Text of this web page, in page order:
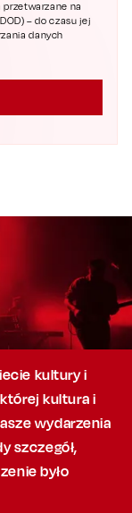
przetwarzane na
– do czasu jej
danych
kultury i
kultura i
wydarzenia
szczegół,
było